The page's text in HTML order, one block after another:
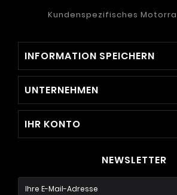
Kundenspezifisches
INFORMATION SPEICHERN
UNTERNEHMEN
IHR KONTO
NEWSLETTER